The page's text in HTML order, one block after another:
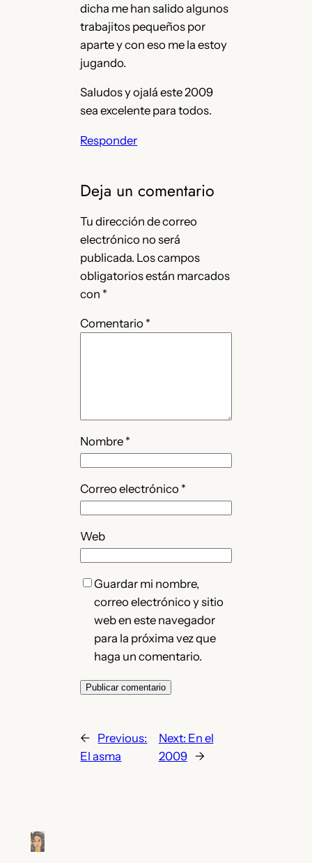
dicha me han salido algunos
trabajitos pequeños por
aparte y con eso me la estoy
jugando.
Saludos y ojalá este 2009
sea excelente para todos.
Responder
Deja un comentario
Tu dirección de correo
electrónico no será
publicada. Los campos
obligatorios están marcados
con *
Comentario *
Nombre *
Correo electrónico *
Web
Guardar mi nombre,
correo electrónico y sitio
web en este navegador
para la próxima vez que
haga un comentario.
← Previous:
El asma
Next: En el
2009
→